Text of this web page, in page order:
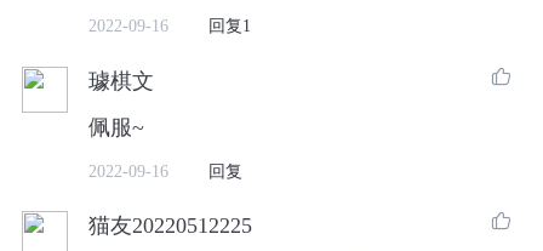
2022-09-16 回复1
璩棋文 
佩服~
2022-09-16 回复
猫友20220512225 